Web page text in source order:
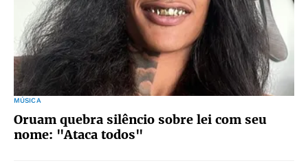
MÚSICA
Oruam quebra silêncio sobre lei com seu
nome: "Ataca todos"